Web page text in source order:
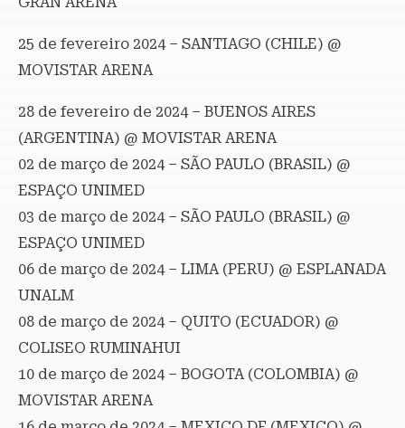
25 de fevereiro 2024 – SANTIAGO (CHILE) @
MOVISTAR ARENA
28 de fevereiro de 2024 – BUENOS AIRES
(ARGENTINA) @ MOVISTAR ARENA
02 de março de 2024 – SÃO PAULO (BRASIL) @
ESPAÇO UNIMED
03 de março de 2024 – SÃO PAULO (BRASIL) @
ESPAÇO UNIMED
06 de março de 2024 – LIMA (PERU) @ ESPLANADA
UNALM
08 de março de 2024 – QUITO (ECUADOR) @
COLISEO RUMINAHUI
10 de março de 2024 – BOGOTA (COLOMBIA) @
MOVISTAR ARENA